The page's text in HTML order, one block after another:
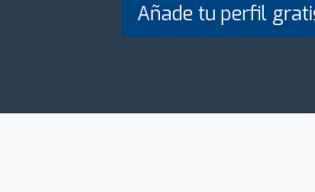
Añade tu perfil